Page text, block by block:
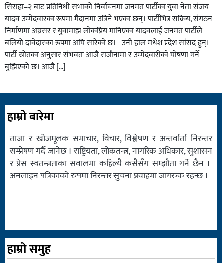
सिराहा–२ बाट प्रतिनिधी सभाको निर्वाचनमा जनमत पार्टीका युवा नेता संजय
यादव उम्मेदवारका रूपमा मैदानमा उत्रिने भएका छन्। पार्टीभित्र सक्रिय, संगठन
निर्माणमा अग्रसर र युवामाझ लोकप्रिय मानिएका यादवलाई जनमत पार्टीले
बलियो दावेदारका रूपमा अघि सारेको छ। उनी हाल मधेश प्रदेश सांसद हुन्।
पार्टी स्रोतका अनुसार संभवतः आजै राजीनामा र उम्मेदवारीको घोषणा गर्ने
बुझिएको छ। आजै […]
हाम्रो बारेमा
ताजा र खोजमूलक समाचार, विचार, विश्लेषण र अन्तर्वार्ता निरन्तर
सम्प्रेषण गर्दै जानेछ । राष्ट्रियता, लोकतन्त्र, नागरिक अधिकार, सुशासन
र प्रेस स्वतन्त्रताका सवालमा कहिल्यै कसैसँग सम्झौता गर्ने छैन ।
अनलाइन पत्रिकाको रुपमा निरन्तर सुचना प्रवाहमा जागरुक रहन्छ ।
हाम्रो समुह